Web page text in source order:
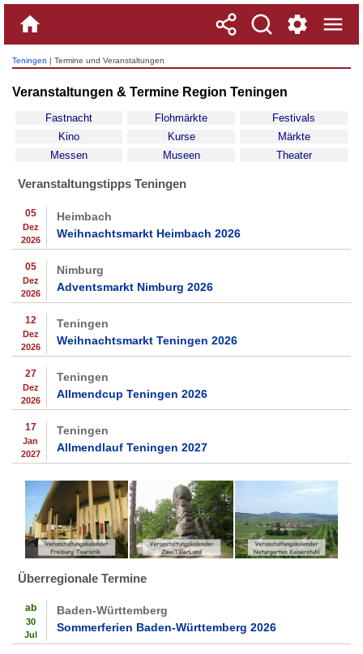
Teningen | Termine und Veranstaltungen
Veranstaltungen & Termine Region Teningen
Fastnacht Flohmärkte
Festivals
Kino
Kurse
Märkte
Messen
Museen Theater
Veranstaltungstipps Teningen
05
Dez
2026
Heimbach
Weihnachtsmarkt Heimbach 2026
05
Dez
2026
Nimburg
Adventsmarkt Nimburg 2026
12
Dez
2026
Teningen
Weihnachtsmarkt Teningen 2026
27
Dez
2026
Teningen
Allmendcup Teningen 2026
17
Jan
2027
Teningen
Allmendlauf Teningen 2027
Überregionale Termine
ab
30
Jul
Baden-Württemberg
Sommerferien Baden-Württemberg 2026